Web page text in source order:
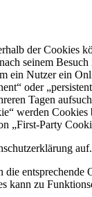
der Cookies
seinem
ein Nutzer ein
oder
Tagen
werden
„First-Party
auf.
zu